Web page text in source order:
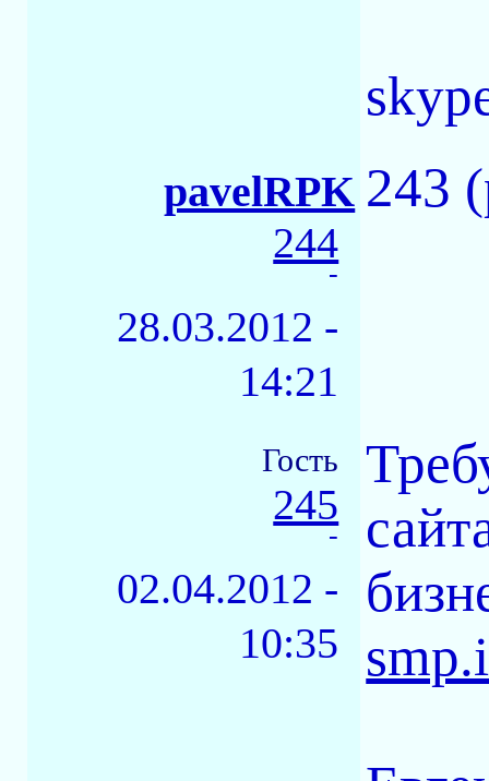
pavelRPK
244
-
28.03.2012 -
14:21
243
Гость
245
-
02.04.2012 -
10:35